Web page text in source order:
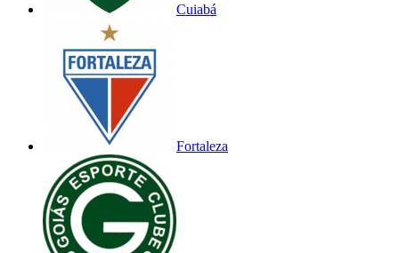
Cuiabá
Fortaleza